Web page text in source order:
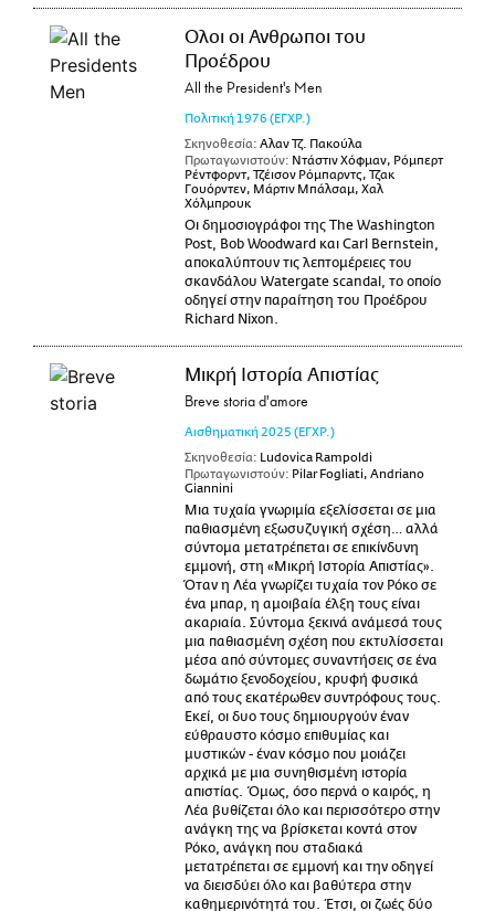
Ολοι οι Ανθρωποι του
Προέδρου
All the President's Men
Πολιτική1976 (ΕΓΧΡ.)
Σκηνοθεσία: Αλαν Τζ. Πακούλα
Πρωταγωνιστούν: Ντάστιν Χόφμαν, Ρόμπερτ
Ρέντφορντ, Τζέισον Ρόμπαρντς, Τζακ
Γουόρντεν, Μάρτιν Μπάλσαμ, Χαλ
Χόλμπρουκ
Οι δημοσιογράφοι της The Washington
Post, Bob Woodward και Carl Bernstein,
αποκαλύπτουν τις λεπτομέρειες του
σκανδάλου Watergate scandal, το οποίο
οδηγεί στην παραίτηση του Προέδρου
Richard Nixon.
Μικρή Ιστορία Απιστίας
Breve storia d'amore
Αισθηματική 2025 (ΕΓΧΡ.)
Σκηνοθεσία: Ludovica Rampoldi
Πρωταγωνιστούν: Pilar Fogliati, Andriano
Giannini
Μια τυχαία γνωριμία εξελίσσεται σε μια
παθιασμένη εξωσυζυγική σχέση… αλλά
σύντομα μετατρέπεται σε επικίνδυνη
εμμονή, στη «Μικρή Ιστορία Απιστίας».
Όταν η Λέα γνωρίζει τυχαία τον Ρόκο σε
ένα μπαρ, η αμοιβαία έλξη τους είναι
ακαριαία. Σύντομα ξεκινά ανάμεσά τους
μια παθιασμένη σχέση που εκτυλίσσεται
μέσα από σύντομες συναντήσεις σε ένα
δωμάτιο ξενοδοχείου, κρυφή φυσικά
από τους εκατέρωθεν συντρόφους τους.
Εκεί, οι δυο τους δημιουργούν έναν
εύθραυστο κόσμο επιθυμίας και
μυστικών - έναν κόσμο που μοιάζει
αρχικά με μια συνηθισμένη ιστορία
απιστίας. Όμως, όσο περνά ο καιρός, η
Λέα βυθίζεται όλο και περισσότερο στην
ανάγκη της να βρίσκεται κοντά στον
Ρόκο, ανάγκη που σταδιακά
μετατρέπεται σε εμμονή και την οδηγεί
να διεισδύει όλο και βαθύτερα στην
καθημερινότητά του. Έτσι, οι ζωές δύο